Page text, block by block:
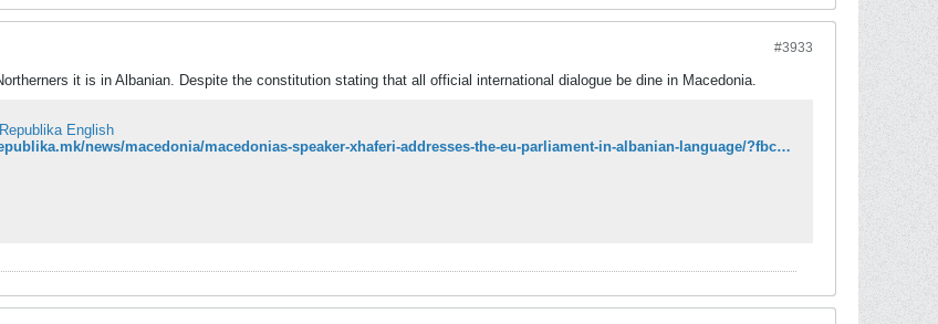
#3933
it is in Albanian. Despite the constitution stating that all official international dialogue be dine in Macedonia.
English
https://english.republika.mk/news/macedonia/macedonias-speaker-xhaferi-addresses-the-eu-parliament-in-albanian-language/?fbclid=IwAR3XfaJMDNa23aFyjZyVsKrf3BsD7t0rUbvE0PaWVrN5MKm5W9apwNDYlrU